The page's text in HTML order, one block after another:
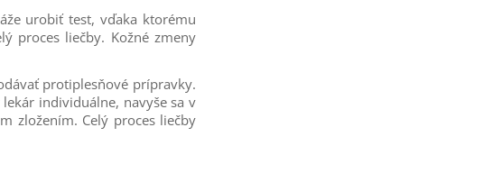
urobiť test, vďaka ktorému
proces liečby. Kožné zmeny
protiplesňové prípravky.
individuálne, navyše sa v
zložením. Celý proces liečby